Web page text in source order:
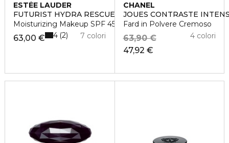
ESTÉE LAUDER
FUTURIST HYDRA RESCUE
Moisturizing Makeup SPF 45
63,00 € 7 colori
4 2
CHANEL
JOUES CONTRASTE
Fard in Polvere Cremoso
47,92 €
63,90 € 4 colori